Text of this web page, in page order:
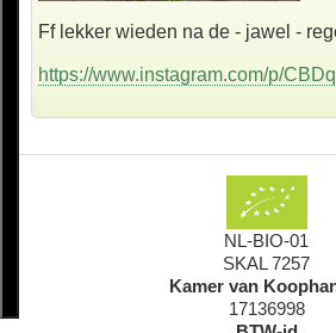
Ff lekker wieden na de - jawel -
https://www.instagram.com/p/
NL-BIO-01
SKAL 7257
Kamer van
17136998